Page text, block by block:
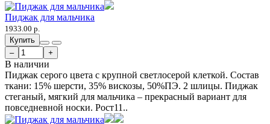
Пиджак для мальчика
1933.00 р.
Купить
–
+
В наличии
Пиджак серого цвета с крупной светлосерой клеткой. Состав
ткани: 15% шерсти, 35% вискозы, 50%ПЭ. 2 шлицы. Пиджак
стеганый, мягкий для мальчика – прекрасный вариант для
повседневной носки. Рост11..